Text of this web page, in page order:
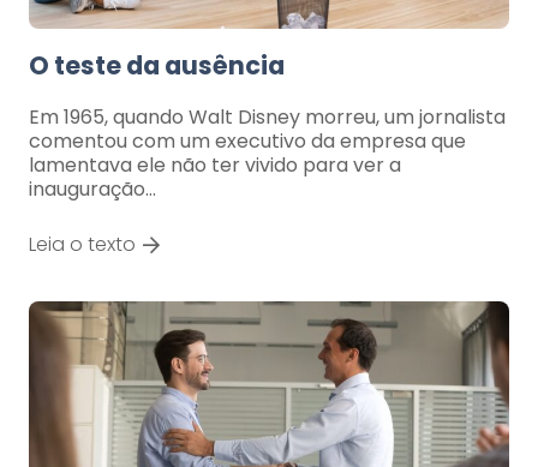
O teste da ausência
Em 1965, quando Walt Disney morreu, um jornalista
comentou com um executivo da empresa que
lamentava ele não ter vivido para ver a
inauguração…
Leia o texto